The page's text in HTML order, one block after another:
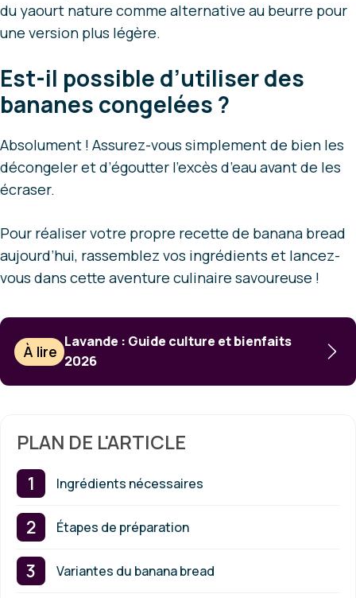
du yaourt nature comme alternative au beurre pour
une version plus légère.
Est-il possible d’utiliser des
bananes congelées ?
Absolument ! Assurez-vous simplement de bien les
décongeler et d’égoutter l’excès d’eau avant de les
écraser.
Pour réaliser votre propre recette de banana bread
aujourd’hui, rassemblez vos ingrédients et lancez-
vous dans cette aventure culinaire savoureuse !
À lire
Lavande : Guide culture et bienfaits
2026
PLAN DE L'ARTICLE
Ingrédients nécessaires
Étapes de préparation
Variantes du banana bread